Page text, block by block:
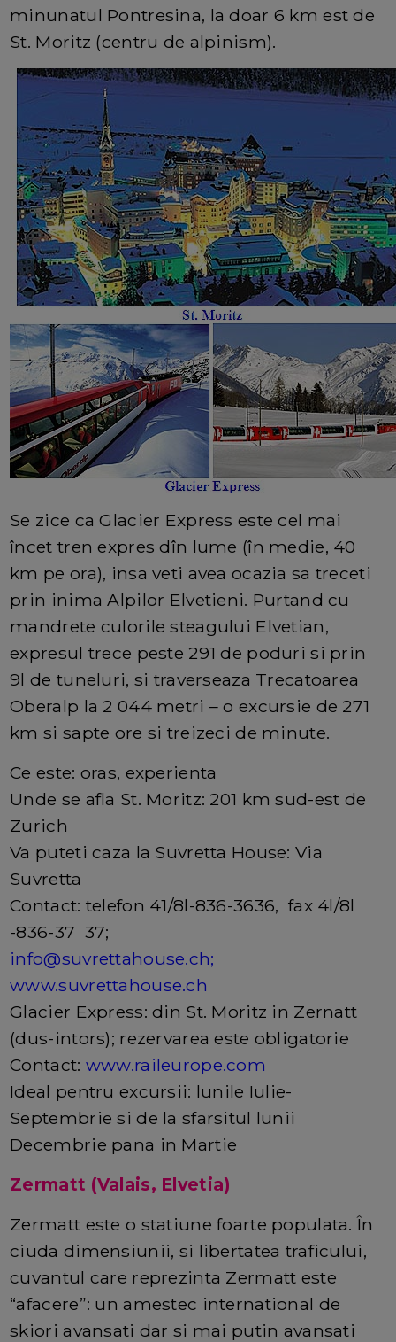
minunatul Pontresina, la doar 6 km est de
St. Moritz (centru de alpinism).
Se zice ca Glacier Express este cel mai
încet tren expres dîn lume (în medie, 40
km pe ora), insa veti avea ocazia sa treceti
prin inima Alpilor Elvetieni. Purtand cu
mandrete culorile steagului Elvetian,
expresul trece peste 291 de poduri si prin
9l de tuneluri, si traverseaza Trecatoarea
Oberalp la 2 044 metri – o excursie de 271
km si sapte ore si treizeci de minute.
Ce este: oras, experienta
Unde se afla St. Moritz: 201 km sud-est de
Zurich
Va puteti caza la Suvretta House: Via
Suvretta
Contact: telefon 41/8l-836-3636, fax 4l/8l
-836-37 37;
info@suvrettahouse.ch;
www.suvrettahouse.ch
Glacier Express: din St. Moritz in Zernatt
(dus-intors); rezervarea este obligatorie
Contact: www.raileurope.com
Ideal pentru excursii: lunile Iulie-
Septembrie si de la sfarsitul lunii
Decembrie pana in Martie
Zermatt (Valais, Elvetia)
Zermatt este o statiune foarte populata. În
ciuda dimensiunii, si libertatea traficului,
cuvantul care reprezinta Zermatt este
“afacere”: un amestec international de
skiori avansati dar si mai putin avansati